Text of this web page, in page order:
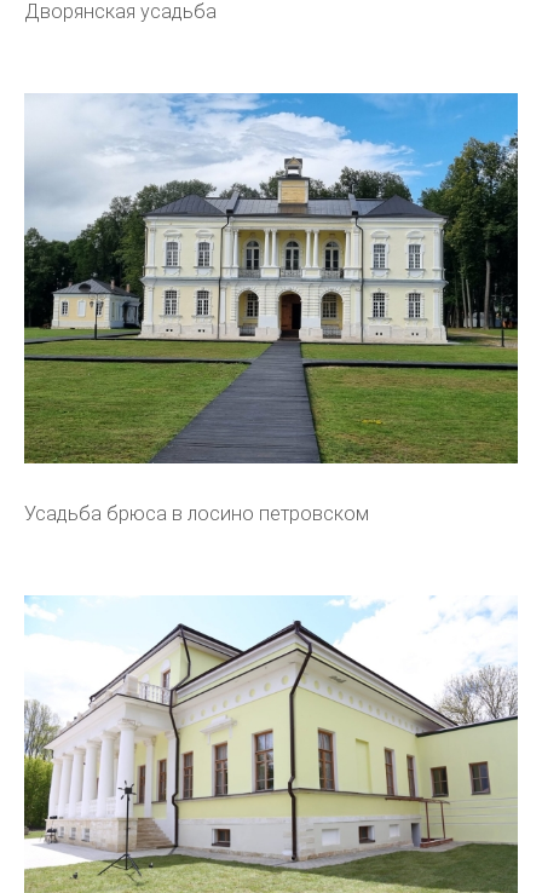
Дворянская усадьба
Усадьба брюса в лосино петровском